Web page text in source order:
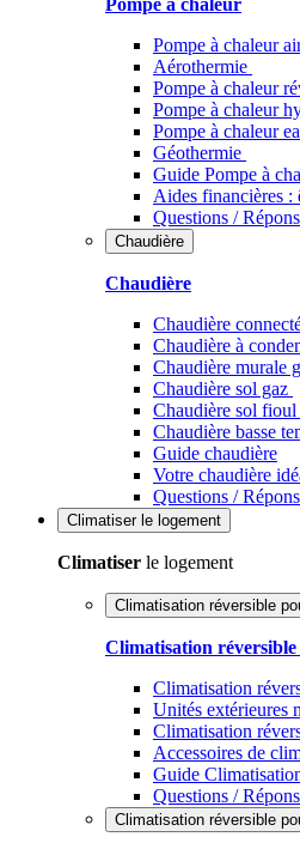
Pompe à chaleur
Pompe à chaleur
Aérothermie
Pompe à chaleur
Pompe à chaleur
Pompe à chaleur​
Géothermie
Guide Pompe à
Aides financières :
Questions /
Chaudière
Chaudière
Chaudière
Chaudière à
Chaudière murale
Chaudière sol gaz
Chaudière sol fioul
Chaudière basse
Guide chaudière
Votre chaudière
Questions /
Climatiser le logement
Climatiser le logement
Climatisation réversible
Climatisation réversible
Climatisation
Unités extérieures
Climatisation
Accessoires de
Guide
Questions /
Climatisation réversible